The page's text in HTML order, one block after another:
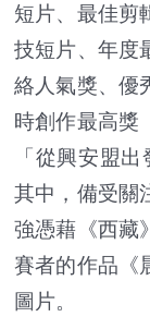
短片、最佳剪
技短片、年度
絡人氣獎、優
時創作最高獎
「從興安盟
其中，備受關
強憑藉《西藏
賽者的作品《
圖片。